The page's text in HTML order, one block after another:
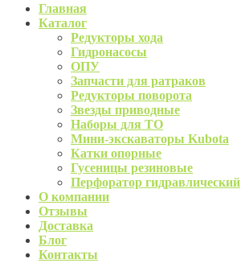
Главная
Каталог
Редукторы хода
Гидронасосы
ОПУ
Запчасти для ратраков
Редукторы поворота
Звезды приводные
Наборы для ТО
Мини-экскаваторы Kubota
Катки опорные
Гусеницы резиновые
Перфоратор гидравлический
О компании
Отзывы
Доставка
Блог
Контакты